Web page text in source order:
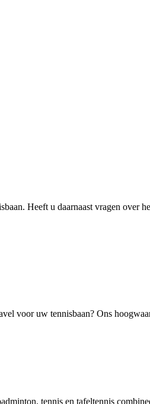
Heeft u daarnaast vragen over
voor uw tennisbaan? Ons
tennis en tafeltennis